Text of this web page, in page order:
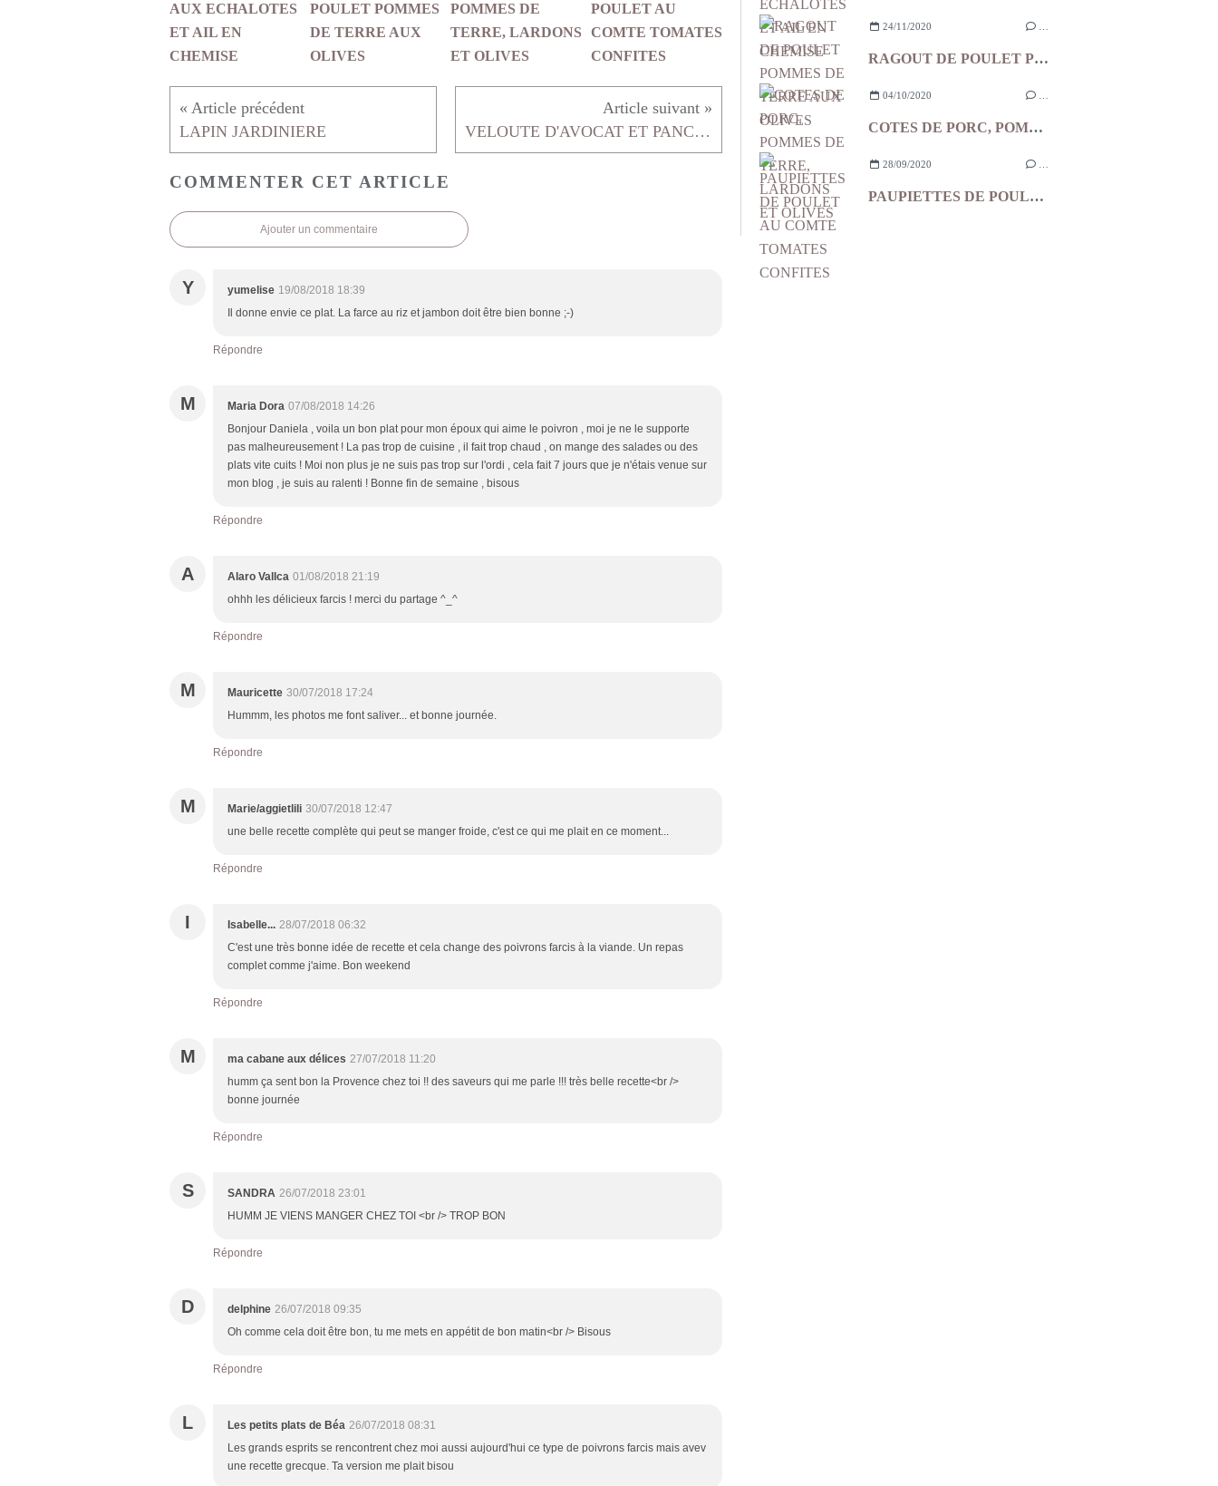
AUX ECHALOTES
ET AIL EN
CHEMISE
POULET POMMES
DE TERRE AUX
OLIVES
POMMES DE
TERRE, LARDONS
ET OLIVES
POULET AU
COMTE TOMATES
CONFITES
LAPIN JARDINIERE VELOUTE D'AVOCAT ET PANCETTA GRILLEE
COMMENTER CET ARTICLE
Ajouter un commentaire
Y yumelise 19/08/2018 18:39
Il donne envie ce plat. La farce au riz et jambon doit être bien bonne ;-)
Répondre
M Maria Dora 07/08/2018 14:26
Bonjour Daniela , voila un bon plat pour mon époux qui aime le poivron , moi je ne le supporte
pas malheureusement ! La pas trop de cuisine , il fait trop chaud , on mange des salades ou des
plats vite cuits ! Moi non plus je ne suis pas trop sur l'ordi , cela fait 7 jours que je n'étais venue sur
mon blog , je suis au ralenti ! Bonne fin de semaine , bisous
Répondre
A Alaro Vallca 01/08/2018 21:19
ohhh les délicieux farcis ! merci du partage ^_^
Répondre
M Mauricette 30/07/2018 17:24
Hummm, les photos me font saliver... et bonne journée.
Répondre
M Marie/aggietlili 30/07/2018 12:47
une belle recette complète qui peut se manger froide, c'est ce qui me plait en ce moment...
Répondre
I Isabelle... 28/07/2018 06:32
C'est une très bonne idée de recette et cela change des poivrons farcis à la viande. Un repas
complet comme j'aime. Bon weekend
Répondre
M ma cabane aux délices 27/07/2018 11:20
humm ça sent bon la Provence chez toi !! des saveurs qui me parle !!! très belle recette<br />
bonne journée
Répondre
S SANDRA 26/07/2018 23:01
HUMM JE VIENS MANGER CHEZ TOI <br /> TROP BON
Répondre
D delphine 26/07/2018 09:35
Oh comme cela doit être bon, tu me mets en appétit de bon matin<br /> Bisous
Répondre
L Les petits plats de Béa 26/07/2018 08:31
Les grands esprits se rencontrent chez moi aussi aujourd'hui ce type de poivrons farcis mais avev
une recette grecque. Ta version me plait bisou
24/11/2020
RAGOUT DE POULET POMMES DE TERRE AUX OLIVES
04/10/2020
COTES DE PORC, POMMES DE TERRE, LARDONS ET OLIVES
28/09/2020
PAUPIETTES DE POULET AU COMTE TOMATES CONFITES